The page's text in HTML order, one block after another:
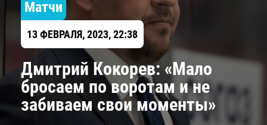
Матчи
13 ФЕВРАЛЯ, 2023, 22:38
Дмитрий Кокорев: «Мало
бросаем по воротам и не
забиваем свои моменты»